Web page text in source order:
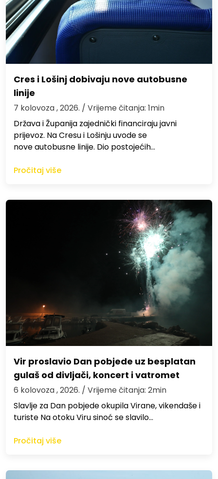
Cres i Lošinj dobivaju nove autobusne
linije
7 kolovoza , 2026. / Vrijeme čitanja: 1min
Država i Županija zajednički financiraju javni
prijevoz. Na Cresu i Lošinju uvode se
nove autobusne linije. Dio postojećih…
Pročitaj više
Vir proslavio Dan pobjede uz besplatan
gulaš od divljači, koncert i vatromet
6 kolovoza , 2026. / Vrijeme čitanja: 2min
Slavlje za Dan pobjede okupila Virane, vikendaše i
turiste Na otoku Viru sinoć se slavilo…
Pročitaj više